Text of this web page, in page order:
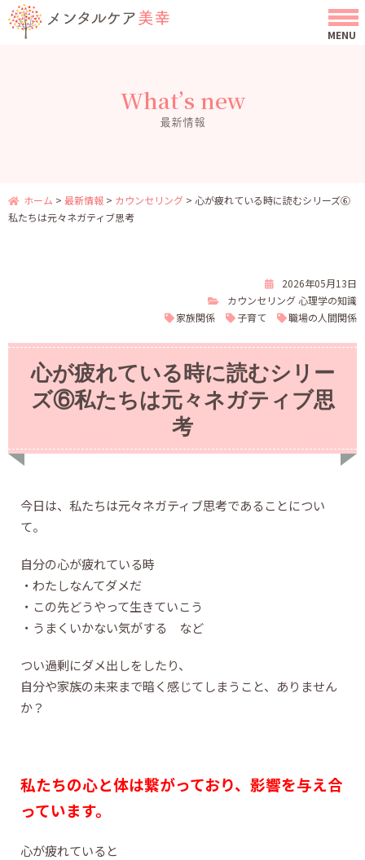
What’s new
最新情報
ホーム > 最新情報 > カウンセリング > 心が疲れている時に読むシリーズ⑥
私たちは元々ネガティブ思考
2026年05月13日
カウンセリング心理学の知識
家族関係
子育て 職場の人間関係
心が疲れている時に読むシリー
ズ⑥私たちは元々ネガティブ思
考
今日は、私たちは元々ネガティブ思考であることについ
て。
自分の心が疲れている時
・わたしなんてダメだ
・この先どうやって生きていこう
・うまくいかない気がする など
つい過剰にダメ出しをしたり、
自分や家族の未来まで暗く感じてしまうこと、ありません
か？
私たちの心と体は繋がっており、影響を与え合
っています。
心が疲れていると